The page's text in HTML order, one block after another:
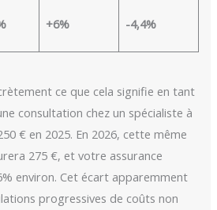
+6% -4,4%
ce que cela signifie en tant
consultation chez un spécialiste à
€ en 2025. En 2026, cette même
275 €, et votre assurance
environ. Cet écart apparemment
progressives de coûts non